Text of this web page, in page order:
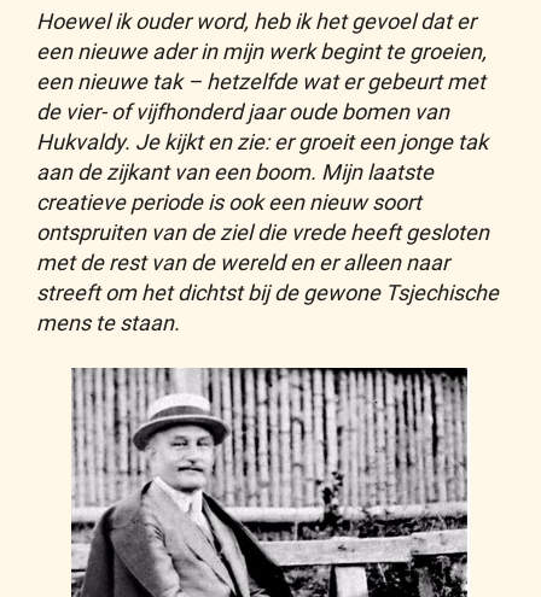
Hoewel ik ouder word, heb ik het gevoel dat er
een nieuwe ader in mijn werk begint te groeien,
een nieuwe tak – hetzelfde wat er gebeurt met
de vier- of vijfhonderd jaar oude bomen van
Hukvaldy. Je kijkt en zie: er groeit een jonge tak
aan de zijkant van een boom. Mijn laatste
creatieve periode is ook een nieuw soort
ontspruiten van de ziel die vrede heeft gesloten
met de rest van de wereld en er alleen naar
streeft om het dichtst bij de gewone Tsjechische
mens te staan.